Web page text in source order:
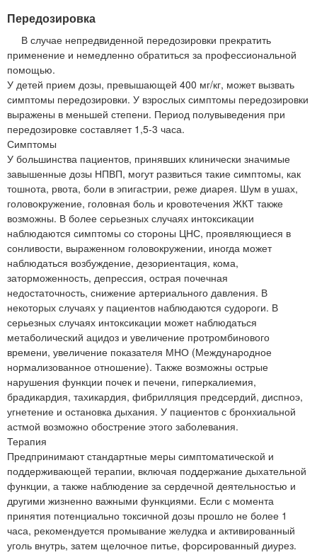
Передозировка
В случае непредвиденной передозировки прекратить
применение и немедленно обратиться за профессиональной
помощью.
У детей прием дозы, превышающей 400 мг/кг, может вызвать
симптомы передозировки. У взрослых симптомы передозировки
выражены в меньшей степени. Период полувыведения при
передозировке составляет 1,5-3 часа.
Симптомы
У большинства пациентов, принявших клинически значимые
завышенные дозы НПВП, могут развиться такие симптомы, как
тошнота, рвота, боли в эпигастрии, реже диарея. Шум в ушах,
головокружение, головная боль и кровотечения ЖКТ также
возможны. В более серьезных случаях интоксикации
наблюдаются симптомы со стороны ЦНС, проявляющиеся в
сонливости, выраженном головокружении, иногда может
наблюдаться возбуждение, дезориентация, кома,
заторможенность, депрессия, острая почечная
недостаточность, снижение артериального давления. В
некоторых случаях у пациентов наблюдаются судороги. В
серьезных случаях интоксикации может наблюдаться
метаболический ацидоз и увеличение протромбинового
времени, увеличение показателя МНО (Международное
нормализованное отношение). Также возможны острые
нарушения функции почек и печени, гиперкалиемия,
брадикардия, тахикардия, фибрилляция предсердий, диспноэ,
угнетение и остановка дыхания. У пациентов с бронхиальной
астмой возможно обострение этого заболевания.
Терапия
Предпринимают стандартные меры симптоматической и
поддерживающей терапии, включая поддержание дыхательной
функции, а также наблюдение за сердечной деятельностью и
другими жизненно важными функциями. Если с момента
принятия потенциально токсичной дозы прошло не более 1
часа, рекомендуется промывание желудка и активированный
уголь внутрь, затем щелочное питье, форсированный диурез.